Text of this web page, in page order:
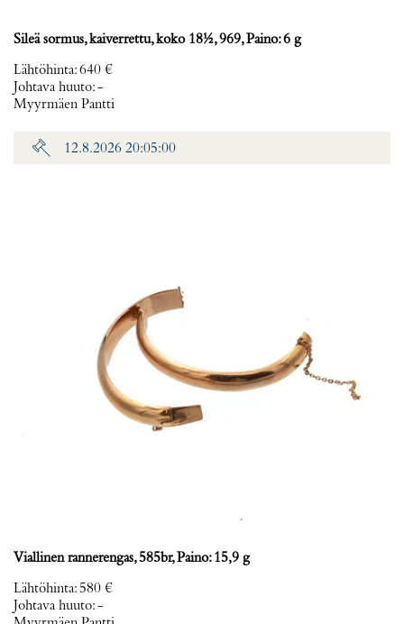
Sileä sormus, kaiverrettu, koko 18½, 969, Paino: 6 g
Lähtöhinta:640 €
Johtava huuto:-
Myyrmäen Pantti
12.8.2026 20:05:00
Viallinen rannerengas, 585br, Paino: 15,9 g
Lähtöhinta: 580 €
Johtava huuto:-